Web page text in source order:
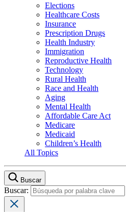
Elections
Healthcare Costs
Insurance
Prescription Drugs
Health Industry
Immigration
Reproductive Health
Technology
Rural Health
Race and Health
Aging
Mental Health
Affordable Care Act
Medicare
Medicaid
Children’s Health
All Topics
Buscar
Buscar: